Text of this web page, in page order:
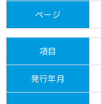
ページ
項目
発行年月